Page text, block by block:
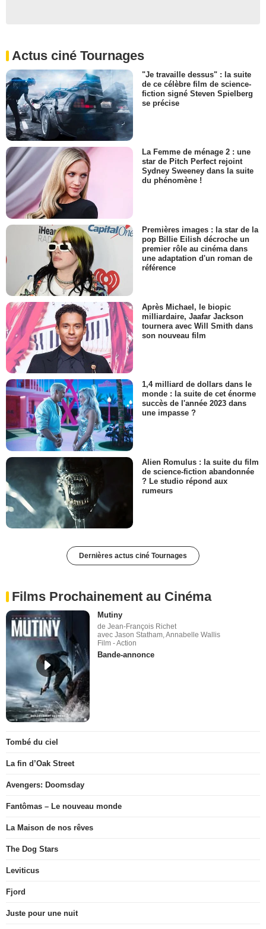
Actus ciné Tournages
"Je travaille dessus" : la suite
de ce célèbre film de science-
fiction signé Steven Spielberg
se précise
La Femme de ménage 2 : une
star de Pitch Perfect rejoint
Sydney Sweeney dans la suite
du phénomène !
Premières images : la star de la
pop Billie Eilish décroche un
premier rôle au cinéma dans
une adaptation d'un roman de
référence
Après Michael, le biopic
milliardaire, Jaafar Jackson
tournera avec Will Smith dans
son nouveau film
1,4 milliard de dollars dans le
monde : la suite de cet énorme
succès de l'année 2023 dans
une impasse ?
Alien Romulus : la suite du film
de science-fiction abandonnée
? Le studio répond aux
rumeurs
Dernières actus ciné Tournages
Films Prochainement au Cinéma
Mutiny
de Jean-François Richet
avec Jason Statham, Annabelle Wallis
Film - Action
Bande-annonce
Tombé du ciel
La fin d’Oak Street
Avengers: Doomsday
Fantômas – Le nouveau monde
La Maison de nos rêves
The Dog Stars
Leviticus
Fjord
Juste pour une nuit